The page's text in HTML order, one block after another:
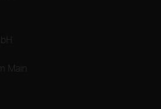
Main